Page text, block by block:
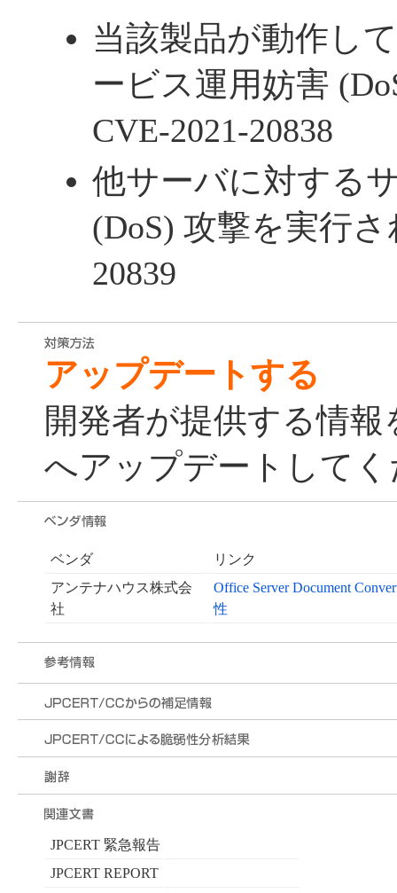
当該製品が動作し
ービス運用妨害
CVE-2021-20838
他サーバに対する
(DoS) 攻撃を実行
20839
アップデートする
開発者が提供する情
へアップデートして
ベンダ
リンク
アンテナハウス株式会
社
Office Server Document
性
JPCERT 緊急報告
JPCERT REPORT